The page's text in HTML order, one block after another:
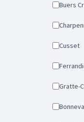
Buers
Cusset